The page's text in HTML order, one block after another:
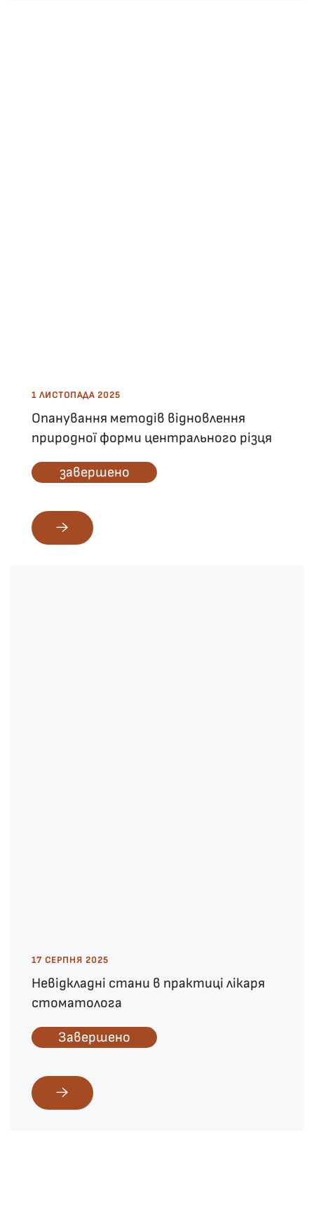
1 ЛИСТОПАДА 2025
Опанування методів відновлення
природної форми центрального різця
завершено
17 СЕРПНЯ 2025
Невідкладні стани в практиці лікаря
стоматолога
Завершено